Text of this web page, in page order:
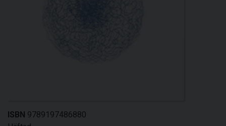
ISBN 9789197486880